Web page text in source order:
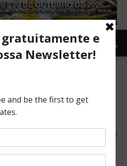
que mudará a
lixo
176